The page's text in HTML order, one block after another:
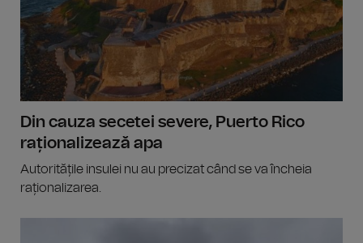
Din cauza secetei severe, Puerto Rico
raționalizează apa
Autoritățile insulei nu au precizat când se va încheia
raționalizarea.